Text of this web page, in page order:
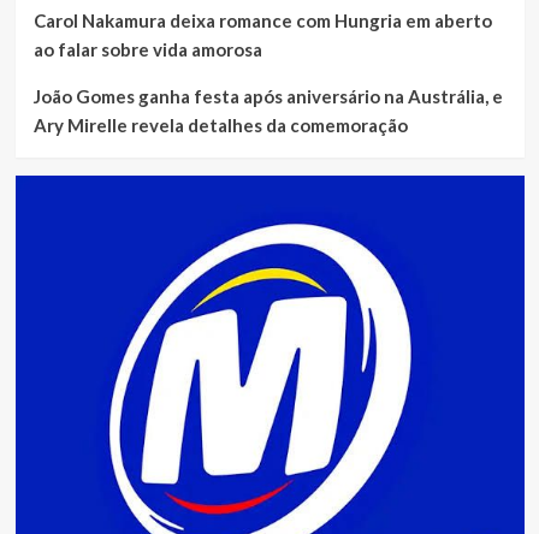
Carol Nakamura deixa romance com Hungria em aberto
ao falar sobre vida amorosa
João Gomes ganha festa após aniversário na Austrália, e
Ary Mirelle revela detalhes da comemoração